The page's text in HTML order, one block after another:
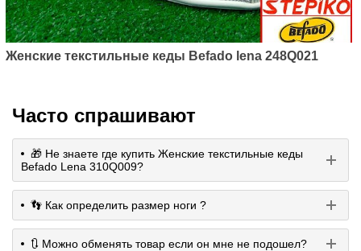
Женские текстильные кеды Befado lena 248Q021
Часто спрашивают
🎁 Не знаете где купить Женские текстильные кеды
Befado Lena 310Q009?
👣 Как определить размер ноги ?
🔃 Можно обменять товар если он мне не подошел?